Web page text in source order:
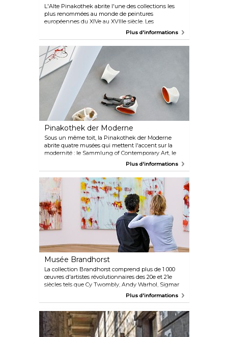
L'Alte Pinakothek abrite l'une des collections les
plus renommées au monde de peintures
européennes du XIVe au XVIIIe siècle. Les
expositions incluent des œuvres de Dürer, Raffael,
Boucher et d'autres.
Plus d'informations
Pinakothek der Moderne
Sous un même toit, la Pinakothek der Moderne
abrite quatre musées qui mettent l'accent sur la
modernité : le Sammlung of Contemporary Art, le
Neue Sammlung of International Design,
Staatliche Graphic Sammlung. Ensemble, ils
proposent une gamme diversifiée d’expositions et
de collections, s’adressant aux visiteurs de tous
horizons et de tous intérêts.
Plus d'informations
Musée Brandhorst
La collection Brandhorst comprend plus de 1 000
œuvres d'artistes révolutionnaires des 20e et 21e
siècles tels que Cy Twombly, Andy Warhol, Sigmar
Polke, Damien Hirst et Mike Kelley. Le musée
gratuite pour les enfants et les adolescents de
moins de 18 ans.
Plus d'informations